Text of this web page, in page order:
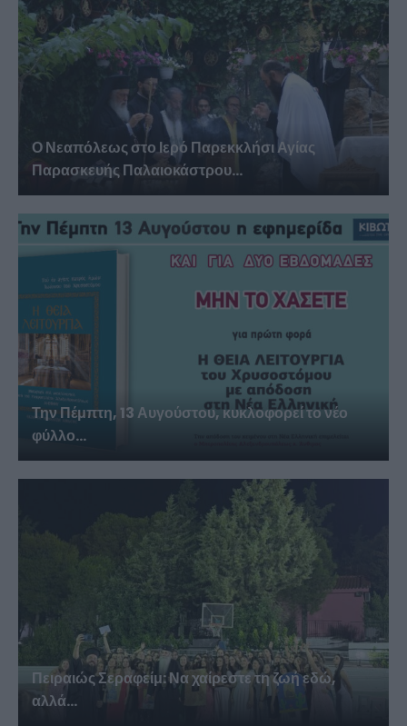
Ο Νεαπόλεως στο Ιερό Παρεκκλήσι Αγίας
Παρασκευής Παλαιοκάστρου...
Την Πέμπτη, 13 Αυγούστου, κυκλοφορεί το νέο
φύλλο...
Πειραιώς Σεραφείμ: Να χαίρεστε τη ζωή εδώ,
αλλά...